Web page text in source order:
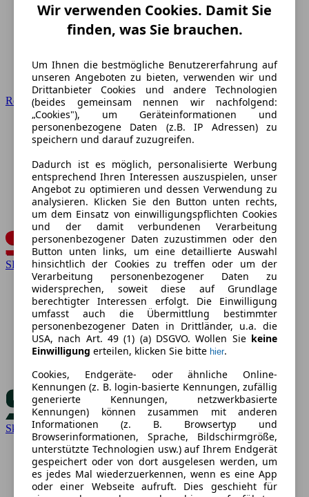
Renault
SEAT
Skoda
Wir verwenden Cookies. Damit Sie
finden, was Sie brauchen.
Um Ihnen die bestmögliche Benutzererfahrung auf
unseren Angeboten zu bieten, verwenden wir und
Drittanbieter Cookies und andere Technologien
(beides gemeinsam nennen wir nachfolgend:
„Cookies"), um Geräteinformationen und
personenbezogene Daten (z.B. IP Adressen) zu
speichern und darauf zuzugreifen.
Dadurch ist es möglich, personalisierte Werbung
entsprechend Ihren Interessen auszuspielen, unser
Angebot zu optimieren und dessen Verwendung zu
analysieren. Klicken Sie den Button unten rechts,
um dem Einsatz von einwilligungspflichten Cookies
und der damit verbundenen Verarbeitung
personenbezogener Daten zuzustimmen oder den
Button unten links, um eine detaillierte Auswahl
hinsichtlich der Cookies zu treffen oder um der
Verarbeitung personenbezogener Daten zu
widersprechen, soweit diese auf Grundlage
berechtigter Interessen erfolgt. Die Einwilligung
umfasst auch die Übermittlung bestimmter
personenbezogener Daten in Drittländer, u.a. die
USA, nach Art. 49 (1) (a) DSGVO. Wollen Sie keine
Einwilligung erteilen, klicken Sie bitte hier.
Cookies, Endgeräte- oder ähnliche Online-
Kennungen (z. B. login-basierte Kennungen, zufällig
generierte Kennungen, netzwerkbasierte
Kennungen) können zusammen mit anderen
Informationen (z. B. Browsertyp und
Browserinformationen, Sprache, Bildschirmgröße,
unterstützte Technologien usw.) auf Ihrem Endgerät
gespeichert oder von dort ausgelesen werden, um
es jedes Mal wiederzuerkennen, wenn es eine App
oder einer Webseite aufruft. Dies geschieht für